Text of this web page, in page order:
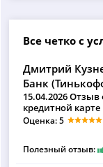
Все четко с
Дмитрий
Банк
15.04.2026 Отзыв
кредитной карте
Оценка: 5
Полезный отзыв: